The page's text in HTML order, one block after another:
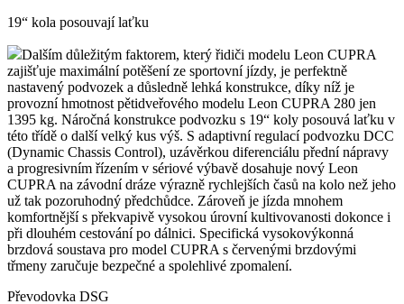
19“ kola posouvají laťku
Dalším důležitým faktorem, který řidiči modelu Leon CUPRA
zajišťuje maximální potěšení ze sportovní jízdy, je perfektně
nastavený podvozek a důsledně lehká konstrukce, díky níž je
provozní hmotnost pětidveřového modelu Leon CUPRA 280 jen
1395 kg. Náročná konstrukce podvozku s 19“ koly posouvá laťku v
této třídě o další velký kus výš. S adaptivní regulací podvozku DCC
(Dynamic Chassis Control), uzávěrkou diferenciálu přední nápravy
a progresivním řízením v sériové výbavě dosahuje nový Leon
CUPRA na závodní dráze výrazně rychlejších časů na kolo než jeho
už tak pozoruhodný předchůdce. Zároveň je jízda mnohem
komfortnější s překvapivě vysokou úrovní kultivovanosti dokonce i
při dlouhém cestování po dálnici. Specifická vysokovýkonná
brzdová soustava pro model CUPRA s červenými brzdovými
třmeny zaručuje bezpečné a spolehlivé zpomalení.
Převodovka DSG